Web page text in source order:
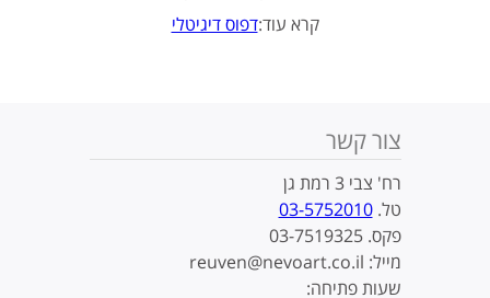
קרא עוד:דפוס דיגיטלי
צור קשר
רח' צבי 3 רמת גן
טל.03-5752010
פקס. 03-7519325
מייל: reuven@nevoart.co.il
שעות פתיחה: